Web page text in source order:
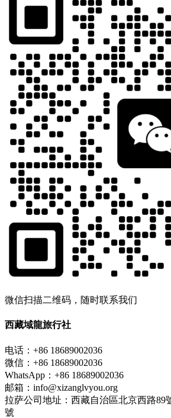
微信扫描二维码，随时联系我们
西藏域龍旅行社
电话：+86 18689002036
微信：+86 18689002036
WhatsApp：+86 18689002036
邮箱：info@xizanglvyou.org
拉萨公司地址：西藏自治區北京西路89
號